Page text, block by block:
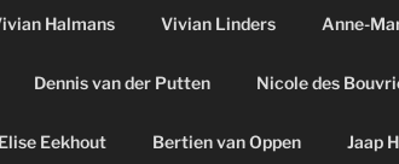
Halmans Vivian Linders Anne-
Dennis van der Putten Nicole des
Elise Eekhout Bertien van Oppen Jaap